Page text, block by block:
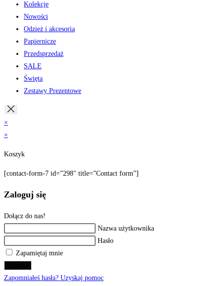
Kolekcje
Nowości
Odzież i akcesoria
Papiernicze
Przedsprzedaż
SALE
Święta
Zestawy Prezentowe
×
×
Koszyk
[contact-form-7 id=”298″ title=”Contact form”]
Zaloguj się
Dołącz do nas!
Nazwa użytkownika
Hasło
Zapamiętaj mnie
Zapomniałeś hasła? Uzyskaj pomoc